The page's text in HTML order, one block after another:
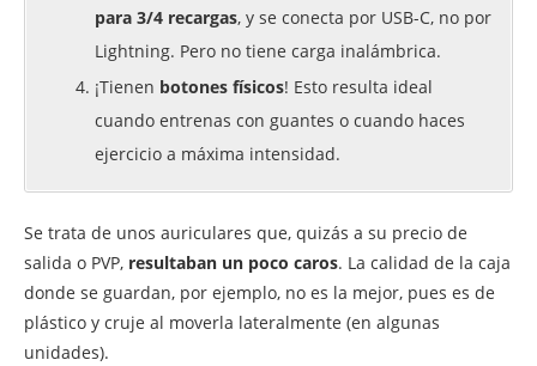
para 3/4 recargas, y se conecta por USB-C, no por
Lightning. Pero no tiene carga inalámbrica.
¡Tienen botones físicos! Esto resulta ideal
cuando entrenas con guantes o cuando haces
ejercicio a máxima intensidad.
Se trata de unos auriculares que, quizás a su precio de
salida o PVP, resultaban un poco caros. La calidad de la caja
donde se guardan, por ejemplo, no es la mejor, pues es de
plástico y cruje al moverla lateralmente (en algunas
unidades).